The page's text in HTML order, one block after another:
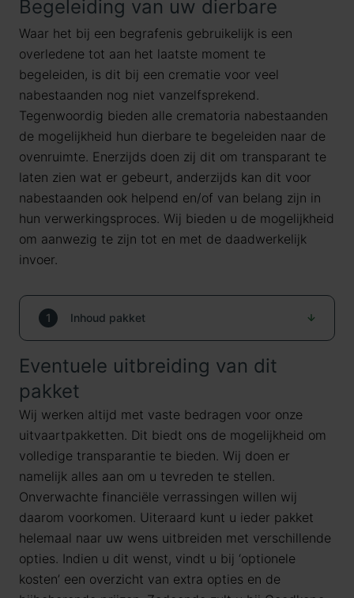
Begeleiding van uw dierbare
Waar het bij een begrafenis gebruikelijk is een
overledene tot aan het laatste moment te
begeleiden, is dit bij een crematie voor veel
nabestaanden nog niet vanzelfsprekend.
Tegenwoordig bieden alle crematoria nabestaanden
de mogelijkheid hun dierbare te begeleiden naar de
ovenruimte. Enerzijds doen zij dit om transparant te
laten zien wat er gebeurt, anderzijds kan dit voor
nabestaanden ook helpend en/of van belang zijn in
hun verwerkingsproces. Wij bieden u de mogelijkheid
om aanwezig te zijn tot en met de daadwerkelijk
invoer.
1 Inhoud pakket
Inhoud Crematie Compact
Aannemen en regelen van de uitvaart
Het aannemen van de melding van het overlijden en
het inventariseren van alle benodigde gegevens.
Het inschakelen van het zorgteam.
Overbrenging van de overledene
Eventuele uitbreiding van dit
pakket
Wij werken altijd met vaste bedragen voor onze
uitvaartpakketten. Dit biedt ons de mogelijkheid om
volledige transparantie te bieden. Wij doen er
namelijk alles aan om u tevreden te stellen.
Onverwachte financiële verrassingen willen wij
daarom voorkomen. Uiteraard kunt u ieder pakket
helemaal naar uw wens uitbreiden met verschillende
opties. Indien u dit wenst, vindt u bij ‘optionele
kosten’ een overzicht van extra opties en de